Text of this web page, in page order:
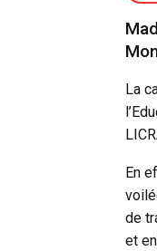
La
En
de
et